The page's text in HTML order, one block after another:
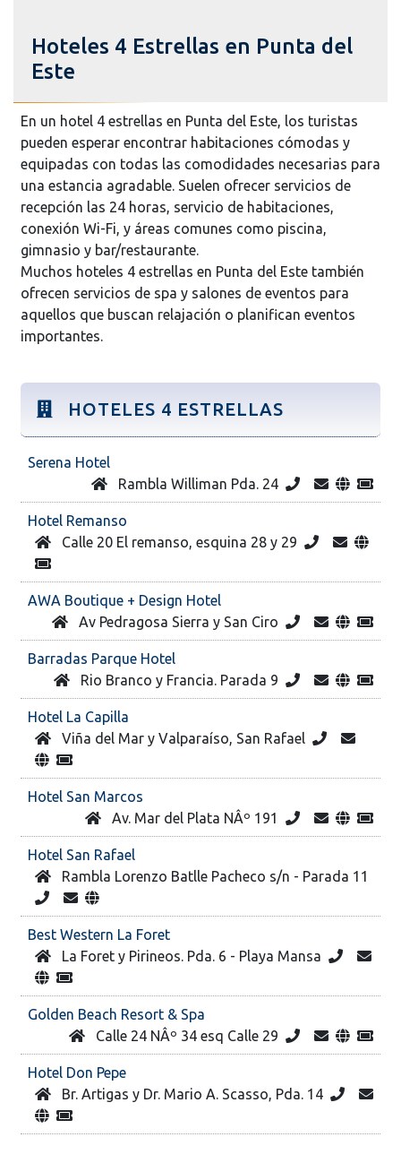
Hoteles 4 Estrellas en Punta del
Este
En un hotel 4 estrellas en Punta del Este, los turistas
pueden esperar encontrar habitaciones cómodas y
equipadas con todas las comodidades necesarias para
una estancia agradable. Suelen ofrecer servicios de
recepción las 24 horas, servicio de habitaciones,
conexión Wi-Fi, y áreas comunes como piscina,
gimnasio y bar/restaurante.
Muchos hoteles 4 estrellas en Punta del Este también
ofrecen servicios de spa y salones de eventos para
aquellos que buscan relajación o planifican eventos
importantes.
HOTELES 4 ESTRELLAS
Serena Hotel
Rambla Williman Pda. 24
Hotel Remanso
Calle 20 El remanso, esquina 28 y 29
AWA Boutique + Design Hotel
Av Pedragosa Sierra y San Ciro
Barradas Parque Hotel
Rio Branco y Francia. Parada 9
Hotel La Capilla
Viña del Mar y Valparaíso, San Rafael
Hotel San Marcos
Av. Mar del Plata NÂº 191
Hotel San Rafael
Rambla Lorenzo Batlle Pacheco s/n - Parada 11
Best Western La Foret
La Foret y Pirineos. Pda. 6 - Playa Mansa
Golden Beach Resort & Spa
Calle 24 NÂº 34 esq Calle 29
Hotel Don Pepe
Br. Artigas y Dr. Mario A. Scasso, Pda. 14